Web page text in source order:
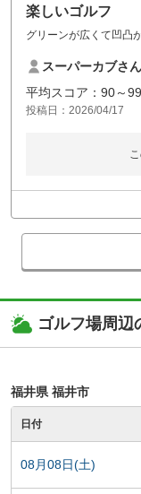
楽しいゴルフ
グリーンが広くて凹凸
スーパーカブさん
平均スコア：90～99
投稿日：2026/04/17
ゴルフ場周辺
福井県 福井市
日付
08月08日(土)